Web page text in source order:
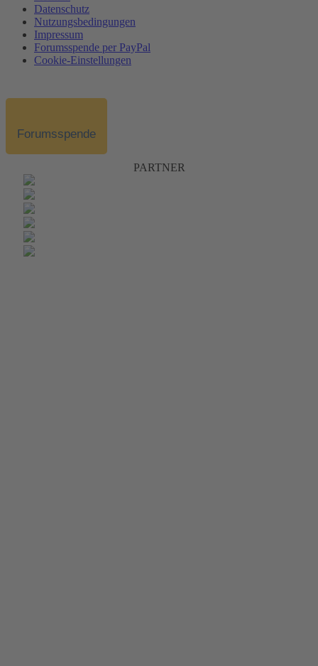
Datenschutz
Nutzungsbedingungen
Impressum
Forumsspende per PayPal
Cookie-Einstellungen
Forumsspende
PARTNER